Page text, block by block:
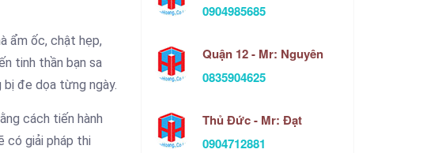
ẩm ốc, chật hẹp,
tinh thần bạn sa
đe dọa từng ngày.
cách tiến hành
có giải pháp thi
0904985685
Quận 12 - Mr: Nguyên
0835904625
Thủ Đức - Mr: Đạt
0904712881